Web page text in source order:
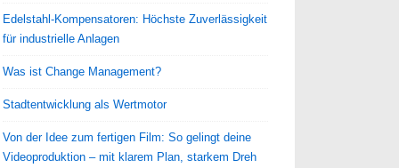
Edelstahl-Kompensatoren: Höchste Zuverlässigkeit
für industrielle Anlagen
Was ist Change Management?
Stadtentwicklung als Wertmotor
Von der Idee zum fertigen Film: So gelingt deine
Videoproduktion – mit klarem Plan, starkem Dreh